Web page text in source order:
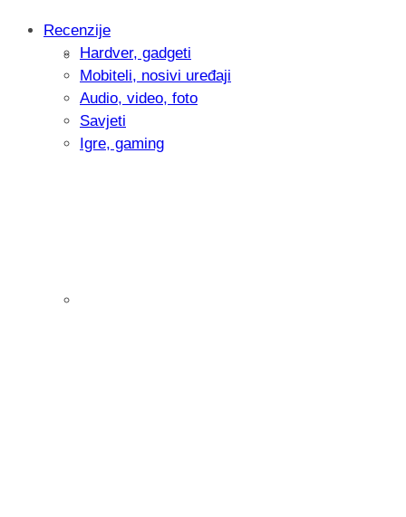
Intervju: Goran Jović, fotograf -
Recenzije
Hardver, gadgeti
Mobiteli, nosivi uređaji
Audio, video, foto
Savjeti
Igre, gaming